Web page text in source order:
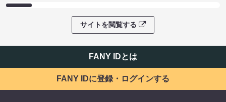
サイトを閲覧する
FANY IDとは
FANY IDに登録・ログインする